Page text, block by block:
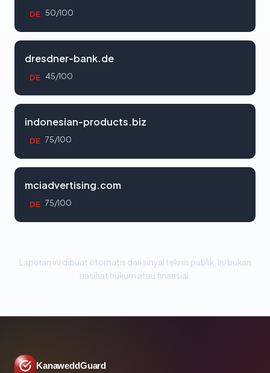
DE 50/100
dresdner-bank.de
DE 45/100
indonesian-products.biz
DE 75/100
mciadvertising.com
DE 75/100
Laporan ini dibuat otomatis dari sinyal teknis publik. Ini bukan
nasihat hukum atau finansial.
KanaweddGuard